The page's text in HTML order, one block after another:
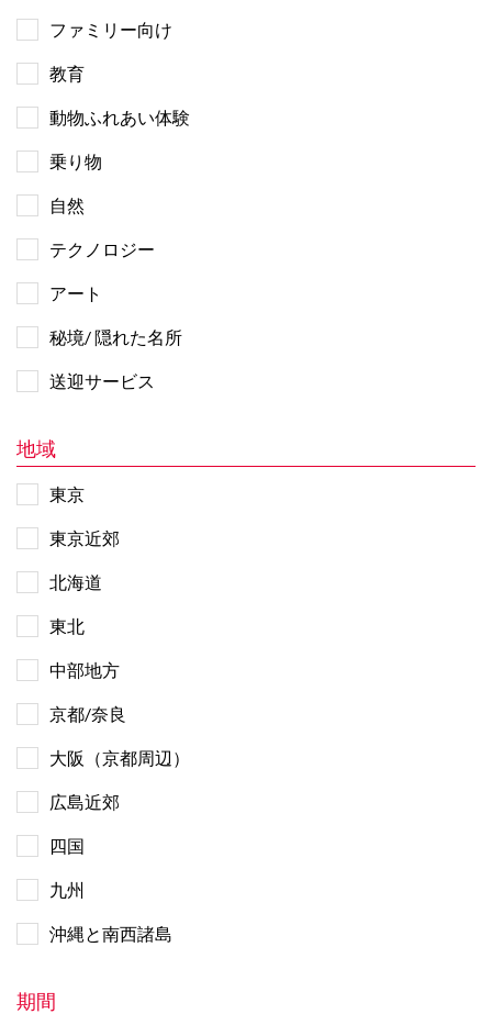
ファミリー向け
教育
動物ふれあい体験
乗り物
自然
テクノロジー
アート
秘境/ 隠れた名所
送迎サービス
地域
東京
東京近郊
北海道
東北
中部地方
京都/奈良
大阪（京都周辺）
広島近郊
四国
九州
沖縄と南西諸島
期間